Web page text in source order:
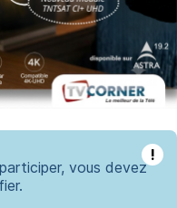
!
vous devez